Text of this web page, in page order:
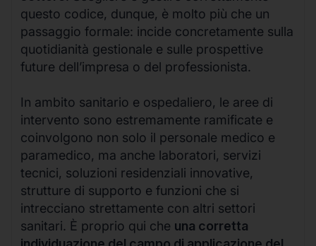
questo codice, dunque, è molto più che un
passaggio formale: incide concretamente sulla
quotidianità gestionale e sulle prospettive
future dell’impresa o del professionista.
In ambito sanitario e ospedaliero, le aree di
intervento sono estremamente ramificate e
coinvolgono non solo il personale medico e
paramedico, ma anche laboratori, servizi
tecnici, soluzioni residenziali innovative,
strutture di supporto e funzioni che si
intrecciano strettamente con altri settori
sanitari. È proprio qui che una corretta